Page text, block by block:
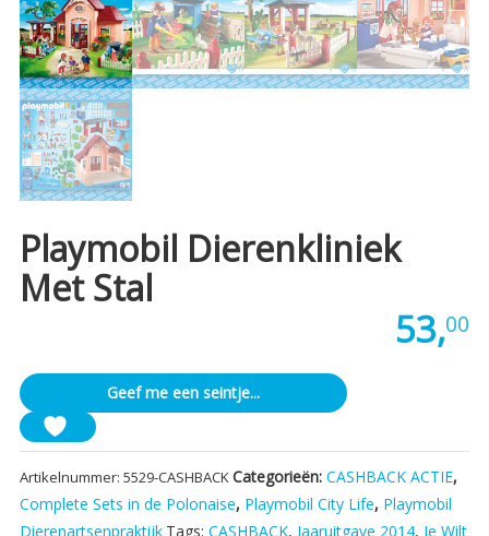
Playmobil Dierenkliniek
Met Stal
53,00
Geef me een seintje...
Artikelnummer: 5529-CASHBACKCategorieën: CASHBACK ACTIE,
Complete Sets in de Polonaise, Playmobil City Life, Playmobil
Dierenartsenpraktijk Tags: CASHBACK, Jaaruitgave 2014, Je Wilt